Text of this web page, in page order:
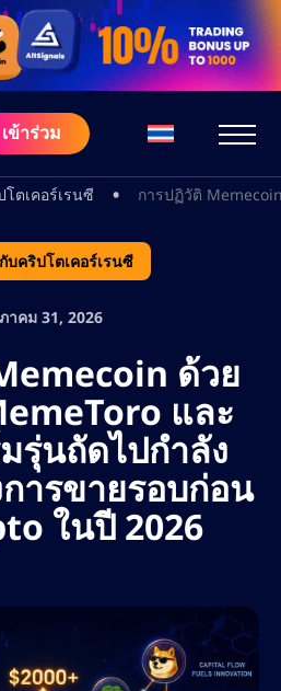
เข้าร่วม
โตเคอร์เรนซี • การปฏิวัติ
บคริปโตเคอร์เรนซี
าคม 31, 2026
ด้วย
และ
รุ่นถัดไปกำลัง
ารขายรอบก่อน
ในปี 2026